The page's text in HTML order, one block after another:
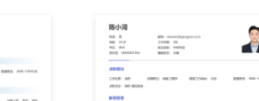
链路可观测性方案，整合Metrics、Logs、
混沌工程作为常态化的稳定性验证手段，通
风险，将核心业务的可用性目标从XXX%提
技术治理委员会并主导运作，制定技术选型